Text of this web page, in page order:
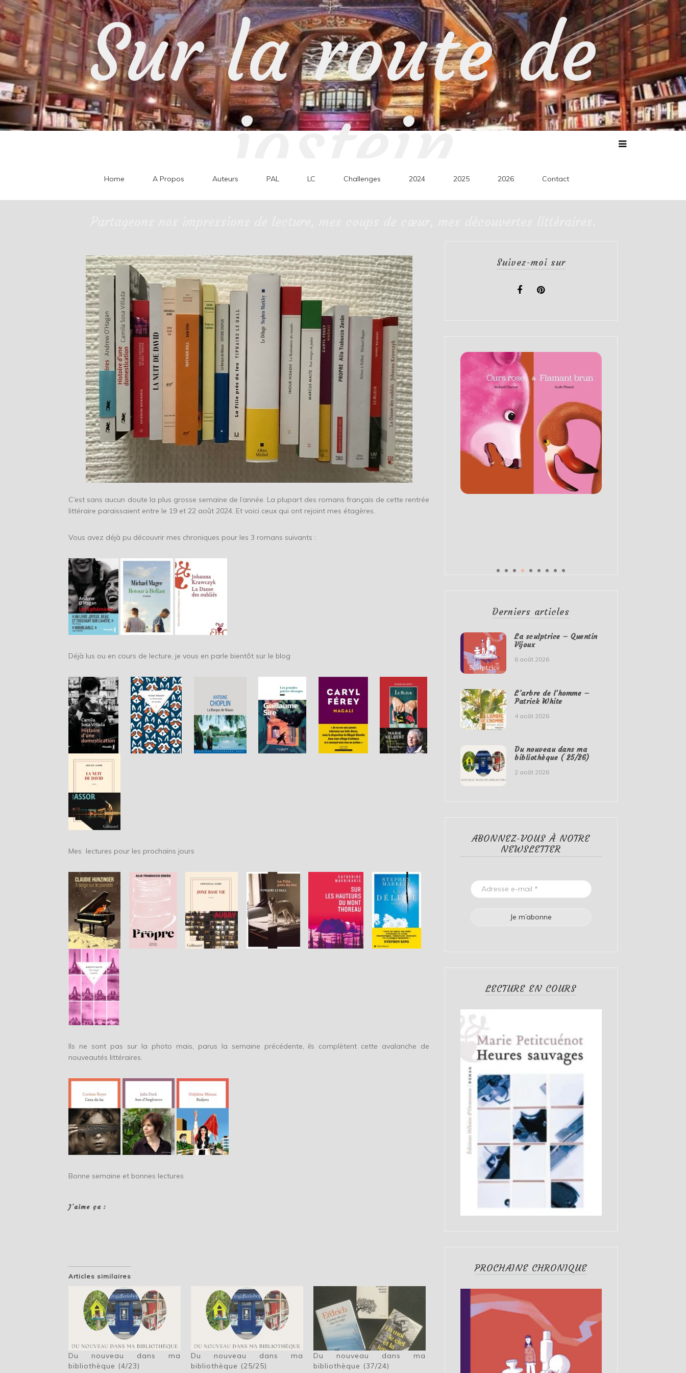
Skip
to
content
Sur la route de
jostein
Home A Propos Auteurs PAL LC Challenges 2024 2025 2026 Contact
C’est sans aucun doute la plus grosse semaine de l’année. La plupart des romans français de cette rentrée
littéraire paraissaient entre le 19 et 22 août 2024. Et voici ceux qui ont rejoint mes étagères.
Vous avez déjà pu découvrir mes chroniques pour les 3 romans suivants :
Déjà lus ou en cours de lecture, je vous en parle bientôt sur le blog
Mes lectures pour les prochains jours
Ils ne sont pas sur la photo mais, parus la semaine précédente, ils complètent cette avalanche de
nouveautés littéraires.
Bonne semaine et bonnes lectures
J’aime ça :
Articles similaires
Du nouveau dans ma
bibliothèque (4/23)
Du nouveau dans ma
bibliothèque (25/25)
Du nouveau dans ma
bibliothèque (37/24)
Suivez-moi sur
Derniers articles
La sculptrice – Quentin
Vijoux
6 août 2026
L’arbre de l’homme –
Patrick White
4 août 2026
Du nouveau dans ma
bibliothèque ( 25/26)
2 août 2026
ABONNEZ-VOUS À NOTRE
NEWSLETTER
LECTURE EN COURS
PROCHAINE CHRONIQUE